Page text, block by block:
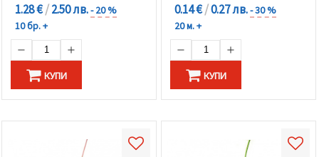
1.28 €/2.50 лв.- 20 %
10 бр. +
КУПИ
0.14 €/0.27 лв.- 30 %
20 м. +
КУПИ